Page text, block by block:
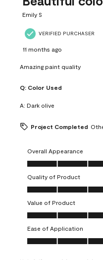
Emily S
VERIFIED PURCHASER
11 months ago
Amazing paint quality
Q: Color Used
A: Dark olive
Project Completed
Overall Appearance
Overall Appearance, 5.0
Quality of Product
Quality of Product, 5.0 out
Value of Product
Value of Product, 5.0 out
Ease of Application
Ease of Application, 5.0